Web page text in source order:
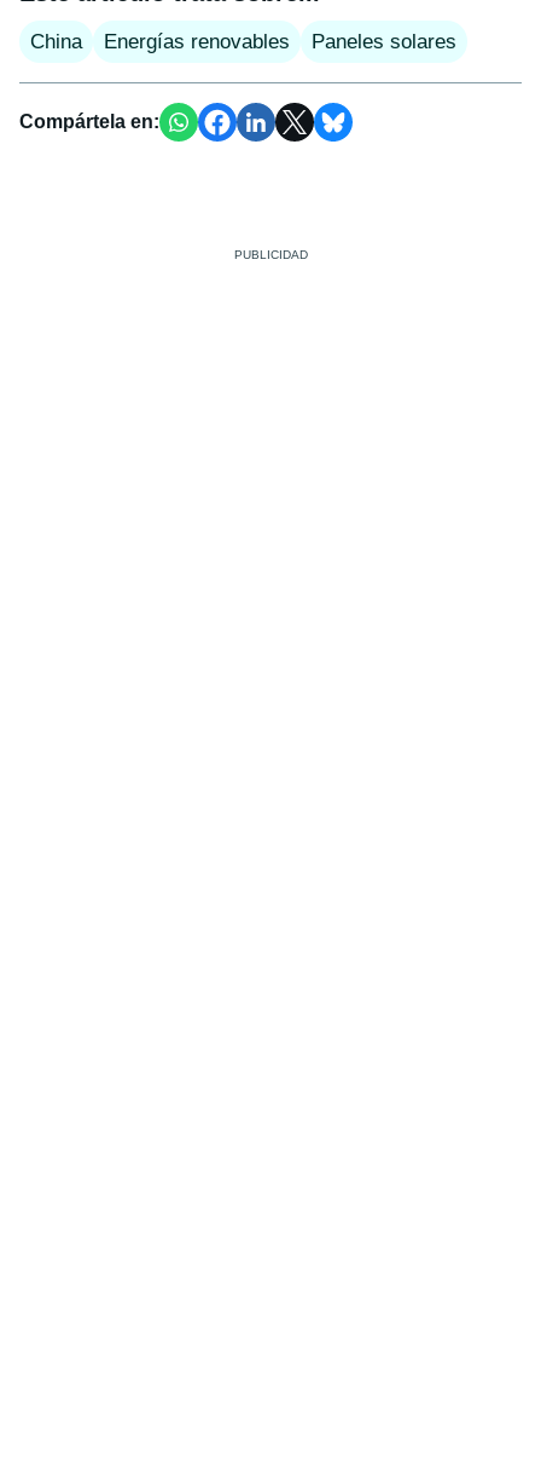
China Energías renovables Paneles solares
Compártela en: